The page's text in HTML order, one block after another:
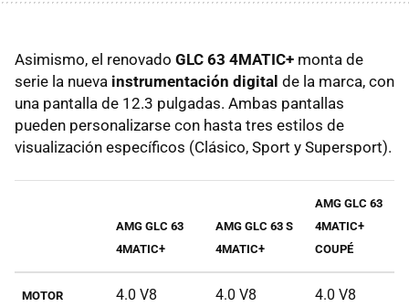
Asimismo, el renovado GLC 63 4MATIC+ monta de
serie la nueva instrumentación digital de la marca, con
una pantalla de 12.3 pulgadas. Ambas pantallas
pueden personalizarse con hasta tres estilos de
visualización específicos (Clásico, Sport y Supersport).
AMG GLC 63
4MATIC+
AMG GLC 63 S
4MATIC+
AMG GLC 63
4MATIC+
COUPÉ
MOTOR
4.0 V8
4.0 V8
4.0 V8